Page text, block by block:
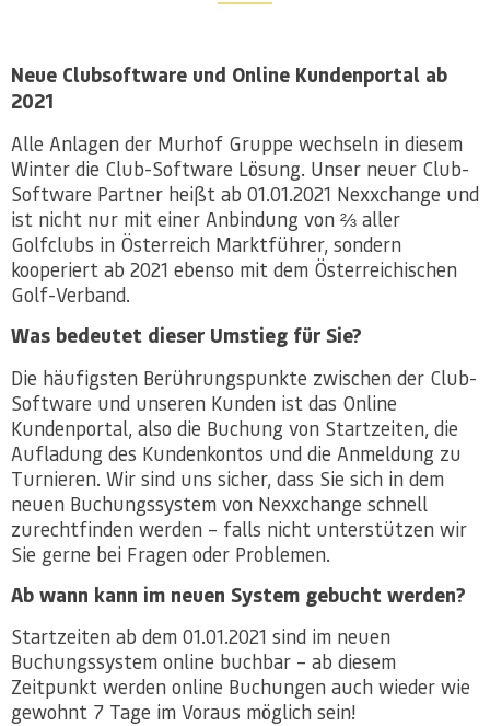
Neue Clubsoftware und Online Kundenportal ab
2021
Alle Anlagen der Murhof Gruppe wechseln in diesem
Winter die Club-Software Lösung. Unser neuer Club-
Software Partner heißt ab 01.01.2021 Nexxchange und
ist nicht nur mit einer Anbindung von ⅔ aller
Golfclubs in Österreich Marktführer, sondern
kooperiert ab 2021 ebenso mit dem Österreichischen
Golf-Verband.
Was bedeutet dieser Umstieg für Sie?
Die häufigsten Berührungspunkte zwischen der Club-
Software und unseren Kunden ist das Online
Kundenportal, also die Buchung von Startzeiten, die
Aufladung des Kundenkontos und die Anmeldung zu
Turnieren. Wir sind uns sicher, dass Sie sich in dem
neuen Buchungssystem von Nexxchange schnell
zurechtfinden werden – falls nicht unterstützen wir
Sie gerne bei Fragen oder Problemen.
Ab wann kann im neuen System gebucht werden?
Startzeiten ab dem 01.01.2021 sind im neuen
Buchungssystem online buchbar – ab diesem
Zeitpunkt werden online Buchungen auch wieder wie
gewohnt 7 Tage im Voraus möglich sein!